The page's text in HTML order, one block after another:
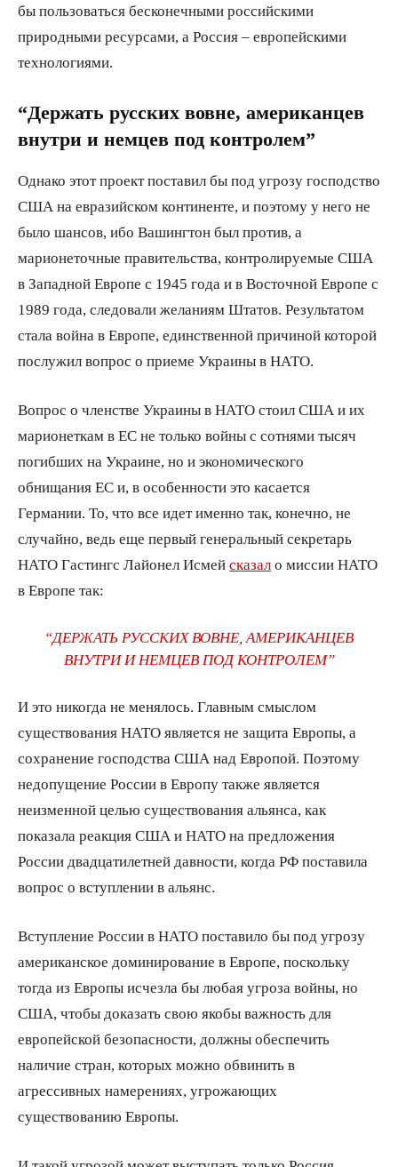
бы пользоваться бесконечными российскими
природными ресурсами, а Россия – европейскими
технологиями.
“Держать русских вовне, американцев
внутри и немцев под контролем”
Однако этот проект поставил бы под угрозу господство
США на евразийском континенте, и поэтому у него не
было шансов, ибо Вашингтон был против, а
марионеточные правительства, контролируемые США
в Западной Европе с 1945 года и в Восточной Европе с
1989 года, следовали желаниям Штатов. Результатом
стала война в Европе, единственной причиной которой
послужил вопрос о приеме Украины в НАТО.
Вопрос о членстве Украины в НАТО стоил США и их
марионеткам в ЕС не только войны с сотнями тысяч
погибших на Украине, но и экономического
обнищания ЕС и, в особенности это касается
Германии. То, что все идет именно так, конечно, не
случайно, ведь еще первый генеральный секретарь
НАТО Гастингс Лайонел Исмей сказал о миссии НАТО
в Европе так:
“ДЕРЖАТЬ РУССКИХ ВОВНЕ, АМЕРИКАНЦЕВ
ВНУТРИ И НЕМЦЕВ ПОД КОНТРОЛЕМ”
И это никогда не менялось. Главным смыслом
существования НАТО является не защита Европы, а
сохранение господства США над Европой. Поэтому
недопущение России в Европу также является
неизменной целью существования альянса, как
показала реакция США и НАТО на предложения
России двадцатилетней давности, когда РФ поставила
вопрос о вступлении в альянс.
Вступление России в НАТО поставило бы под угрозу
американское доминирование в Европе, поскольку
тогда из Европы исчезла бы любая угроза войны, но
США, чтобы доказать свою якобы важность для
европейской безопасности, должны обеспечить
наличие стран, которых можно обвинить в
агрессивных намерениях, угрожающих
существованию Европы.